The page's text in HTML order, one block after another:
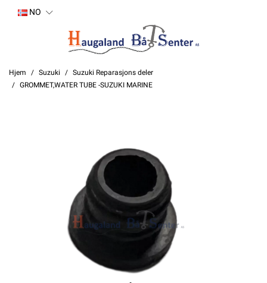
NO
Hjem Suzuki
Suzuki Reparasjons deler
GROMMET,WATER TUBE -SUZUKI MARINE